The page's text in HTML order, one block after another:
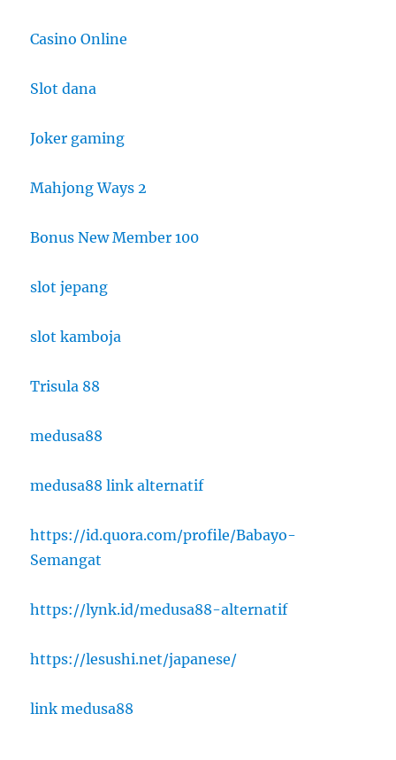
Casino Online
Slot dana
Joker gaming
Mahjong Ways 2
Bonus New Member 100
slot jepang
slot kamboja
Trisula 88
medusa88
medusa88 link alternatif
https://id.quora.com/profile/Babayo-
Semangat
https://lynk.id/medusa88-alternatif
https://lesushi.net/japanese/
link medusa88